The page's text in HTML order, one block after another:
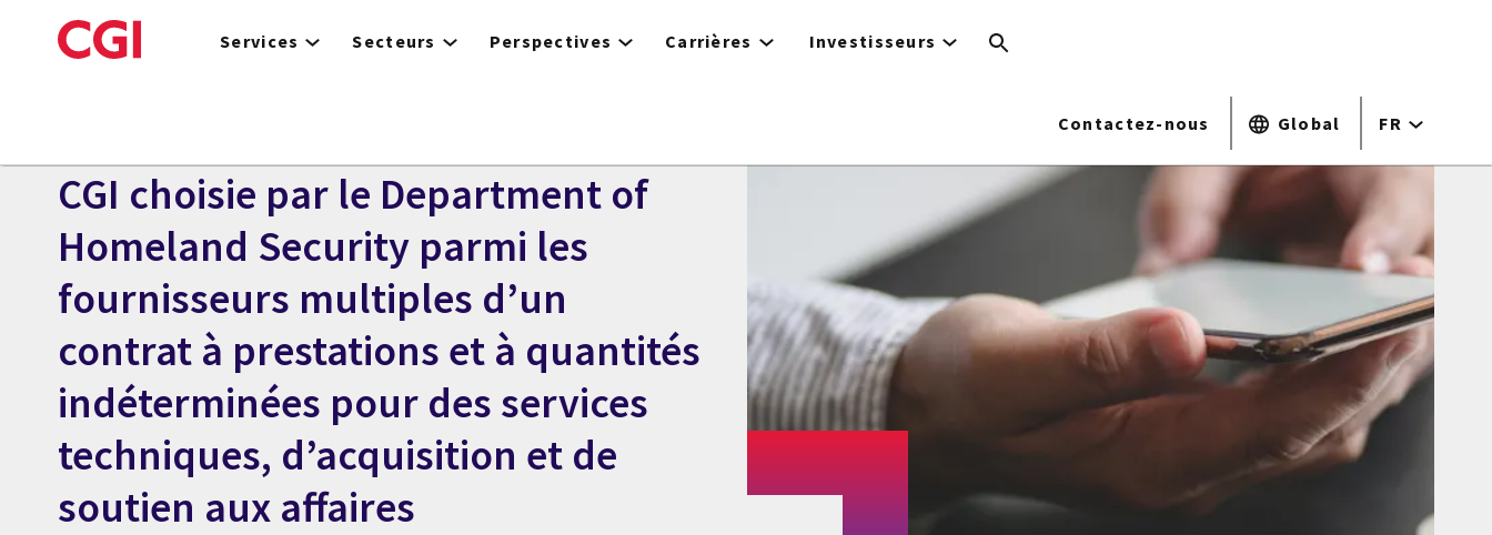
to
Services Secteurs Perspectives Carrières Investisseurs
Contactez-nous Global FR
CGI choisie par le Department of
Homeland Security parmi les
fournisseurs multiples d’un
contrat à prestations et à quantités
indéterminées pour des services
techniques, d’acquisition et de
soutien aux affaires